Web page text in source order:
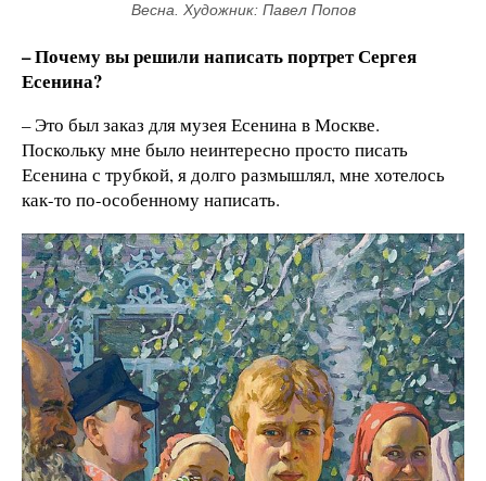
Весна. Художник: Павел Попов
– Почему вы решили написать портрет Сергея
Есенина?
– Это был заказ для музея Есенина в Москве.
Поскольку мне было неинтересно просто писать
Есенина с трубкой, я долго размышлял, мне хотелось
как-то по-особенному написать.